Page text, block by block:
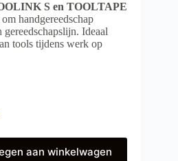
S en TOOLTAPE
handgereedschap
Ideaal
tools tijdens werk op
aan winkelwagen